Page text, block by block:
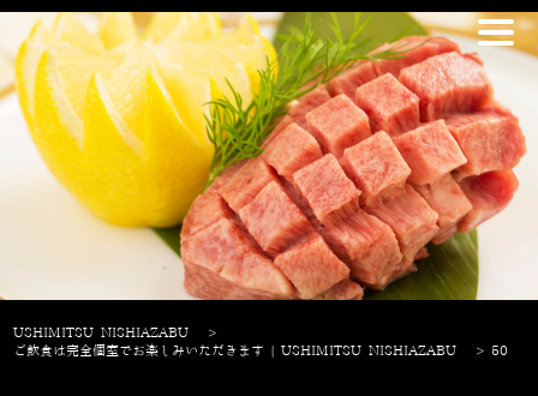
USHIMITSU NISHIAZABU
>
ご飲食は完全個室でお楽しみいただきます | USHIMITSU NISHIAZABU
> 50